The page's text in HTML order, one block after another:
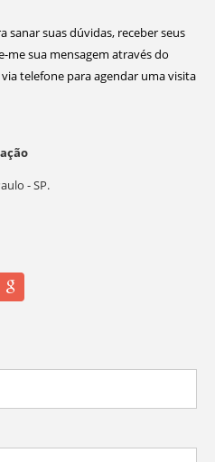
sanar suas dúvidas, receber seus
me sua mensagem através do
telefone para agendar uma visita
- SP.